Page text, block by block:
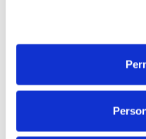
Fugees - The Score (CD)